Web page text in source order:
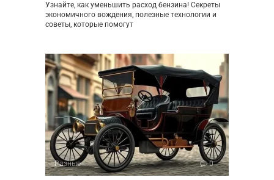
Узнайте, как уменьшить расход бензина! Секреты
экономичного вождения, полезные технологии и
советы, которые помогут
Разные 0